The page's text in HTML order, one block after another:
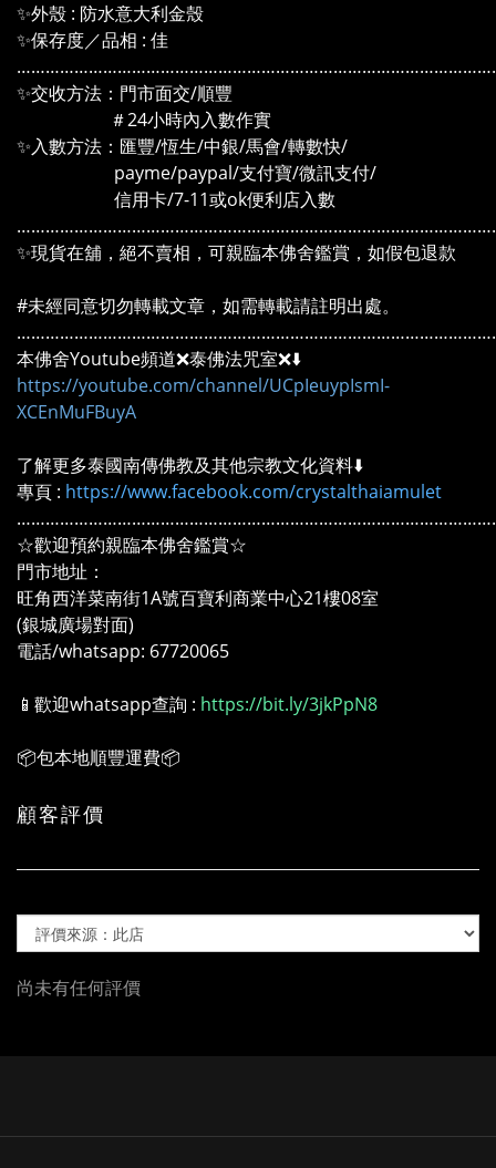
✨外殼 : 防水意大利金殼
✨保存度／品相 : 佳
✨交收方法：門市面交/順豐
＃24小時內入數作實
✨入數方法：匯豐/恆生/中銀/馬會/轉數快/
payme/paypal/支付寶/微訊支付/
信用卡/7-11或ok便利店入數
✨現貨在舖，絕不賣相，可親臨本佛舍鑑賞，如假包退款
#未經同意切勿轉載文章，如需轉載請註明出處。
本佛舍Youtube頻道❌泰佛法咒室❌⬇️
https://youtube.com/channel/UCpIeuypIsmI-
XCEnMuFBuyA
了解更多泰國南傳佛教及其他宗教文化資料⬇️
專頁 : https://www.facebook.com/crystalthaiamulet
☆歡迎預約親臨本佛舍鑑賞☆
門市地址：
旺角西洋菜南街1A號百寶利商業中心21樓08室
(銀城廣場對面)
電話/whatsapp: 67720065
📱歡迎whatsapp查詢 : https://bit.ly/3jkPpN8
📦包本地順豐運費📦
顧客評價
尚未有任何評價